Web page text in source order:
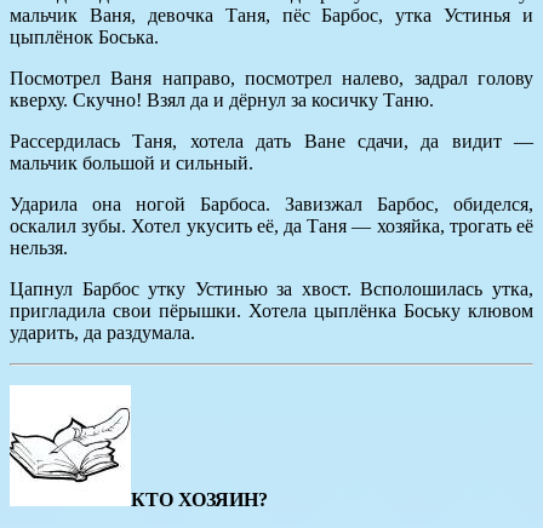
мальчик Ваня, девочка Таня, пёс Барбос, утка Устинья и
цыплёнок Боська.
Посмотрел Ваня направо, посмотрел налево, задрал голову
кверху. Скучно! Взял да и дёрнул за косичку Таню.
Рассердилась Таня, хотела дать Ване сдачи, да видит —
мальчик большой и сильный.
Ударила она ногой Барбоса. Завизжал Барбос, обиделся,
оскалил зубы. Хотел укусить её, да Таня — хозяйка, трогать её
нельзя.
Цапнул Барбос утку Устинью за хвост. Всполошилась утка,
пригладила свои пёрышки. Хотела цыплёнка Боську клювом
ударить, да раздумала.
КТО ХОЗЯИН?